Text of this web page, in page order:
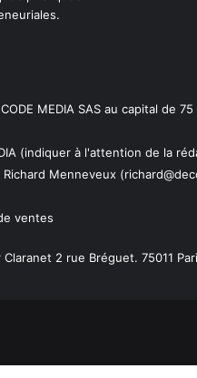
MEDIA SAS au capital de
(indiquer à l'attention de la
Richard Menneveux
ventes
2 rue Bréguet. 75011